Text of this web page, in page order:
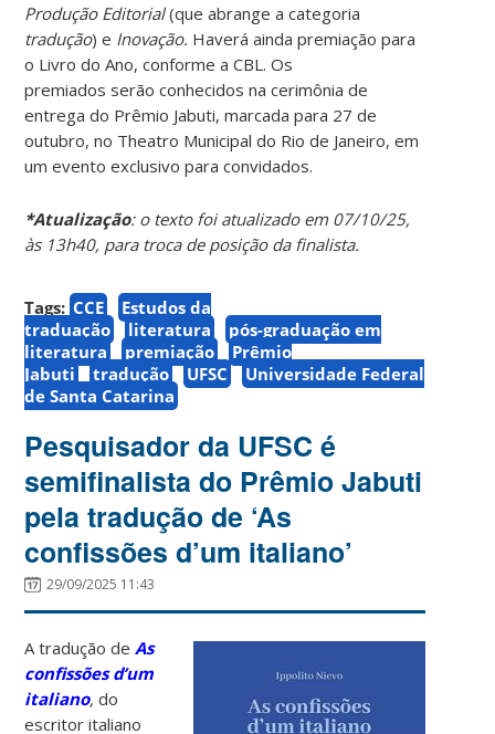
Produção Editorial(que abrange a categoria
tradução) e Inovação. Haverá ainda premiação para
o Livro do Ano, conforme a CBL. Os
premiados serão conhecidos na cerimônia de
entrega do Prêmio Jabuti, marcada para 27 de
outubro, no Theatro Municipal do Rio de Janeiro, em
um evento exclusivo para convidados.
*Atualização: o texto foi atualizado em 07/10/25,
às 13h40, para troca de posição da finalista.
Tags: CCE
Estudos da
traduação
literatura
pós-graduação em
literatura
premiação
Prêmio
Jabuti
tradução UFSC
Universidade Federal
de Santa Catarina
Pesquisador da UFSC é
semifinalista do Prêmio Jabuti
pela tradução de ‘As
confissões d’um italiano’
29/09/2025 11:43
A tradução deAs
confissões d’um
italiano, do
escritor italiano